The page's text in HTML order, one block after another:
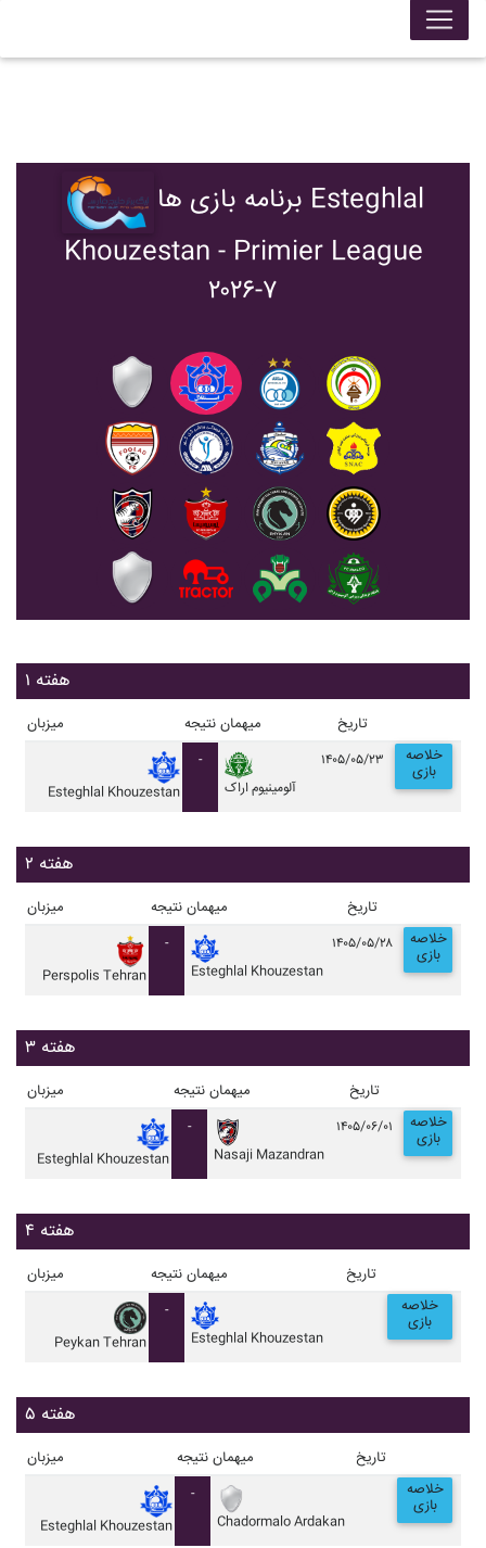
برنامه بازی ها Esteghlal
Khouzestan - Primier League
۲۰۲۶-۷
هفته ۱
میزبان نتیجه میهمان تاریخ
Esteghlal Khouzestan
-
آلومينيوم اراک
۱۴۰۵/۰۵/۲۳ خلاصه
بازی
هفته ۲
میزبان نتیجه میهمان تاریخ
Perspolis Tehran
-
Esteghlal Khouzestan
۱۴۰۵/۰۵/۲۸ خلاصه
بازی
هفته ۳
میزبان نتیجه میهمان تاریخ
Esteghlal Khouzestan
-
Nasaji Mazandran
۱۴۰۵/۰۶/۰۱ خلاصه
بازی
هفته ۴
میزبان نتیجه میهمان تاریخ
Peykan Tehran
-
Esteghlal Khouzestan
خلاصه
بازی
هفته ۵
میزبان نتیجه میهمان تاریخ
Esteghlal Khouzestan
-
Chadormalo Ardakan
خلاصه
بازی